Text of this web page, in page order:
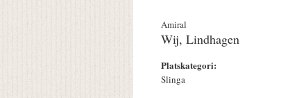
Amiral
Wij, Lindhagen
Platskategori:
Slinga